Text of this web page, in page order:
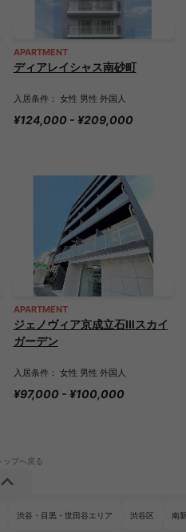
APARTMENT
ディアレイシャス南砂町
入居条件： 女性 男性 外国人
¥124,000 - ¥209,000
APARTMENT
ジェノヴィア京成立石Ⅲスカイ
ガーデン
入居条件： 女性 男性 外国人
¥97,000 - ¥100,000
渋谷・目黒・世田谷エリア 渋谷区 南